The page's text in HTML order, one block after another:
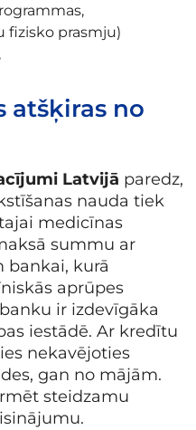
fizisko prasmju)
atšķiras no
Latvijā paredz,
nauda tiek
medicīnas
summu ar
bankai, kurā
aprūpes
ir izdevīgāka
iestādē. Ar kredītu
nekavējoties
gan no mājām.
steidzamu